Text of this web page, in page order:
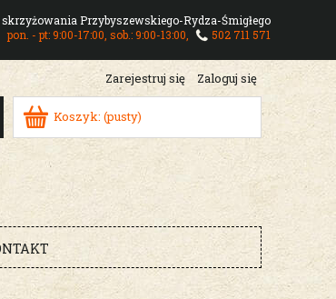
Przybyszewskiego-Rydza-Śmigłego
pon. - pt: 9:00-17:00, sob.: 9:00-13:00,
502 711 571
Zarejestruj się Zaloguj się
Koszyk: (pusty)